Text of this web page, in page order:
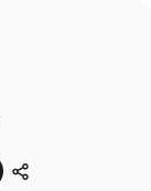
Compartilhar